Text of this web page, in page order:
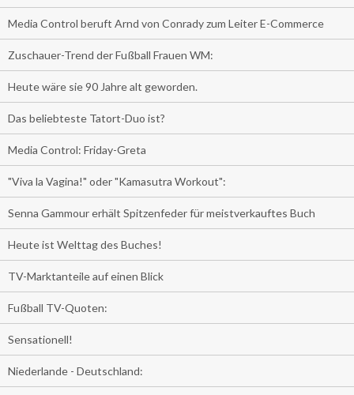
Media Control beruft Arnd von Conrady zum Leiter E-Commerce
Zuschauer-Trend der Fußball Frauen WM:
Heute wäre sie 90 Jahre alt geworden.
Das beliebteste Tatort-Duo ist?
Media Control: Friday-Greta
"Viva la Vagina!" oder "Kamasutra Workout":
Senna Gammour erhält Spitzenfeder für meistverkauftes Buch
Heute ist Welttag des Buches!
TV-Marktanteile auf einen Blick
Fußball TV-Quoten:
Sensationell!
Niederlande - Deutschland: